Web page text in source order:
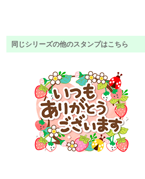
同じシリーズの他のスタンプはこちら